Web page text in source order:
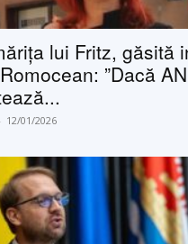
lui Fritz, găsită
”Dacă
- 12/01/2026